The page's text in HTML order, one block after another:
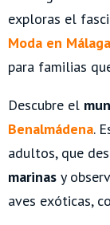
exploras el
Moda en Málaga
para familias
Descubre el
Benalmádena.
adultos, que
marinas y
aves exóticas,